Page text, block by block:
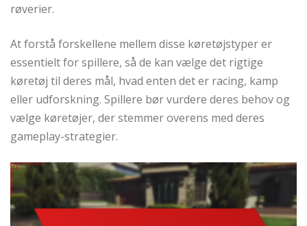
røverier.
At forstå forskellene mellem disse køretøjstyper er
essentielt for spillere, så de kan vælge det rigtige
køretøj til deres mål, hvad enten det er racing, kamp
eller udforskning. Spillere bør vurdere deres behov og
vælge køretøjer, der stemmer overens med deres
gameplay-strategier.